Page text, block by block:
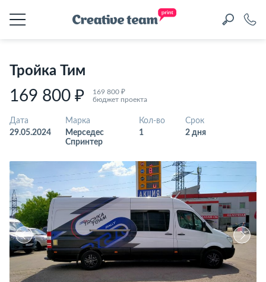
Тройка Тим
169 800 ₽
169 800 ₽
бюджет проекта
Дата
29.05.2024
Марка
Мерседес
Спринтер
Кол-во
1
Срок
2 дня